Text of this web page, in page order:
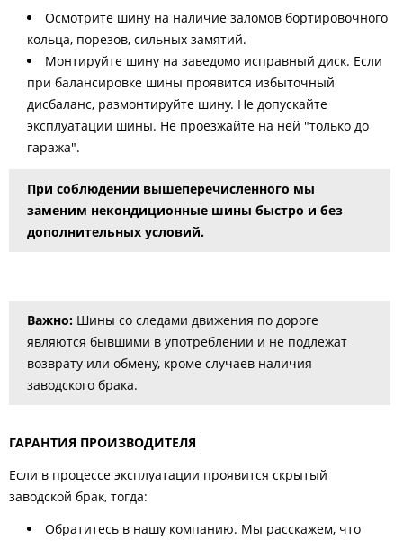
Осмотрите шину на наличие заломов бортировочного
кольца, порезов, сильных замятий.
Монтируйте шину на заведомо исправный диск. Если
при балансировке шины проявится избыточный
дисбаланс, размонтируйте шину. Не допускайте
эксплуатации шины. Не проезжайте на ней "только до
гаража".
При соблюдении вышеперечисленного мы
заменим некондиционные шины быстро и без
дополнительных условий.
Важно: Шины со следами движения по дороге
являются бывшими в употреблении и не подлежат
возврату или обмену, кроме случаев наличия
заводского брака.
ГАРАНТИЯ ПРОИЗВОДИТЕЛЯ
Если в процессе эксплуатации проявится скрытый
заводской брак, тогда:
Обратитесь в нашу компанию. Мы расскажем, что